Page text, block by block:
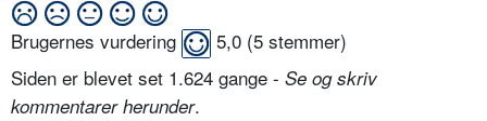
Brugernes vurdering 5,0 (5 stemmer)
Siden er blevet set 1.624 gange - Se og skriv
kommentarer herunder.